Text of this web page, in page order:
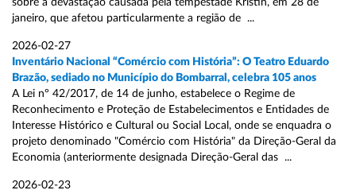
sobre a devastação causada pela tempestade Kristin, em 28 de
janeiro, que afetou particularmente a região de ...
2026-02-27
Inventário Nacional “Comércio com História”: O Teatro Eduardo
Brazão, sediado no Município do Bombarral, celebra 105 anos
A Lei nº 42/2017, de 14 de junho, estabelece o Regime de
Reconhecimento e Proteção de Estabelecimentos e Entidades de
Interesse Histórico e Cultural ou Social Local, onde se enquadra o
projeto denominado "Comércio com História" da Direção-Geral da
Economia (anteriormente designada Direção-Geral das ...
2026-02-23